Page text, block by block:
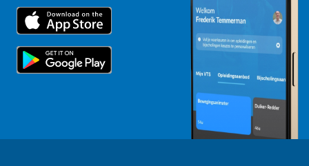
Trainers en begeleiders
Topsporters
Voor de pers